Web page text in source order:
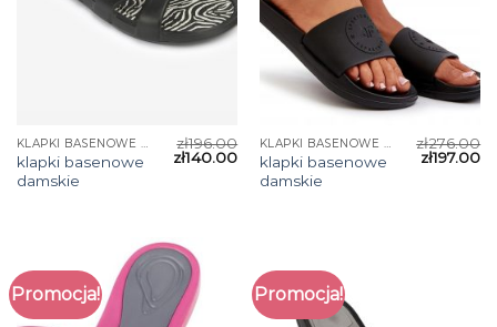
klapki basenowe
damskie
zł196.00
zł140.00
klapki basenowe
damskie
zł276.00
zł197.00
Promocja! Promocja!